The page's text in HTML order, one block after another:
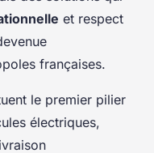
et respect
françaises.
le premier pilier
électriques,